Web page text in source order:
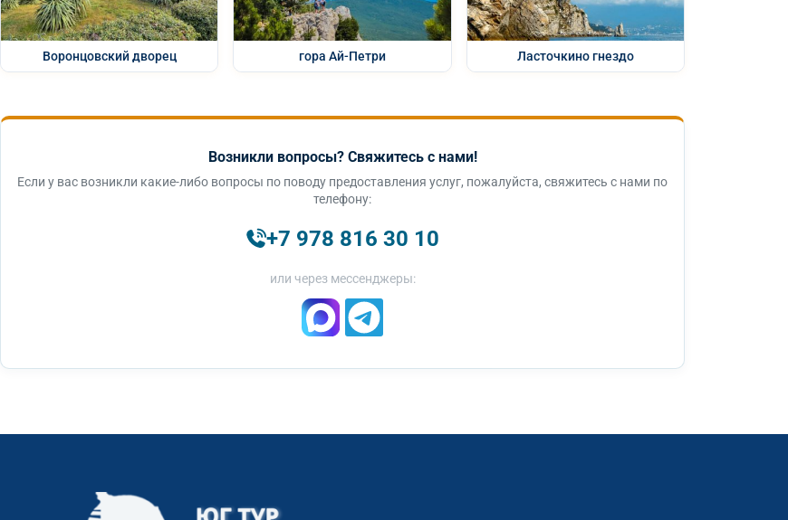
Воронцовский дворец гора Ай-Петри Ласточкино гнездо
Возникли вопросы? Свяжитесь с нами!
Если у вас возникли какие-либо вопросы по поводу предоставления услуг, пожалуйста, свяжитесь с нами по
телефону:
+7 978 816 30 10
или через мессенджеры: